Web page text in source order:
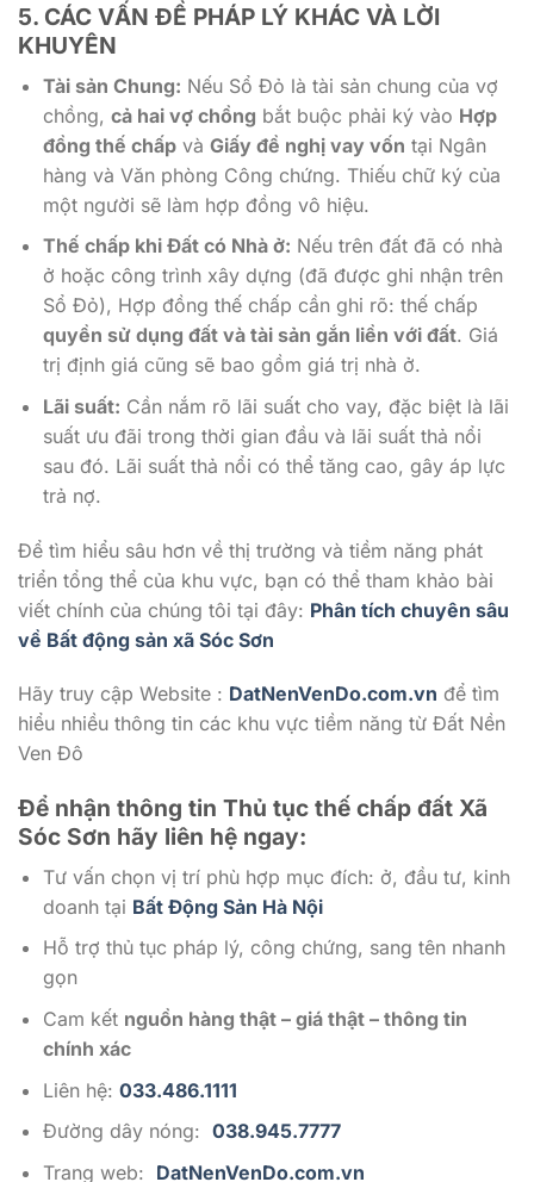
5. CÁC VẤN ĐỀ PHÁP LÝ KHÁC VÀ LỜI
KHUYÊN
Tài sản Chung: Nếu Sổ Đỏ là tài sản chung của vợ
chồng, cả hai vợ chồng bắt buộc phải ký vào Hợp
đồng thế chấpvà Giấy đề nghị vay vốn tại Ngân
hàng và Văn phòng Công chứng. Thiếu chữ ký của
một người sẽ làm hợp đồng vô hiệu.
Thế chấp khi Đất có Nhà ở: Nếu trên đất đã có nhà
ở hoặc công trình xây dựng (đã được ghi nhận trên
Sổ Đỏ), Hợp đồng thế chấp cần ghi rõ: thế chấp
quyền sử dụng đất và tài sản gắn liền với đất. Giá
trị định giá cũng sẽ bao gồm giá trị nhà ở.
Lãi suất: Cần nắm rõ lãi suất cho vay, đặc biệt là lãi
suất ưu đãi trong thời gian đầu và lãi suất thả nổi
sau đó. Lãi suất thả nổi có thể tăng cao, gây áp lực
trả nợ.
Để tìm hiểu sâu hơn về thị trường và tiềm năng phát
triển tổng thể của khu vực, bạn có thể tham khảo bài
viết chính của chúng tôi tại đây: Phân tích chuyên sâu
về Bất động sản xã Sóc Sơn
Hãy truy cập Website : DatNenVenDo.com.vn để tìm
hiểu nhiều thông tin các khu vực tiềm năng từ Đất Nền
Ven Đô
Để nhận thông tin Thủ tục thế chấp đất Xã
Sóc Sơn hãy liên hệ ngay:
Tư vấn chọn vị trí phù hợp mục đích: ở, đầu tư, kinh
doanh tại Bất Động Sản Hà Nội
Hỗ trợ thủ tục pháp lý, công chứng, sang tên nhanh
gọn
Cam kết nguồn hàng thật – giá thật – thông tin
chính xác
Liên hệ: 033.486.1111
Đường dây nóng: 038.945.7777
Trang web: DatNenVenDo.com.vn